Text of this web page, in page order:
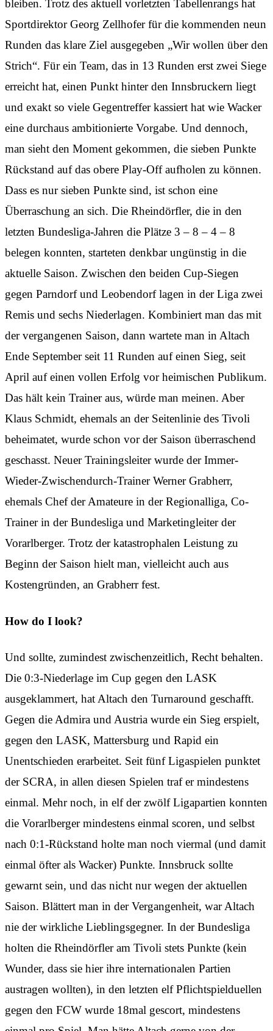
bleiben. Trotz des aktuell vorletzten Tabellenrangs hat
Sportdirektor Georg Zellhofer für die kommenden neun
Runden das klare Ziel ausgegeben „Wir wollen über den
Strich“. Für ein Team, das in 13 Runden erst zwei Siege
erreicht hat, einen Punkt hinter den Innsbruckern liegt
und exakt so viele Gegentreffer kassiert hat wie Wacker
eine durchaus ambitionierte Vorgabe. Und dennoch,
man sieht den Moment gekommen, die sieben Punkte
Rückstand auf das obere Play-Off aufholen zu können.
Dass es nur sieben Punkte sind, ist schon eine
Überraschung an sich. Die Rheindörfler, die in den
letzten Bundesliga-Jahren die Plätze 3 – 8 – 4 – 8
belegen konnten, starteten denkbar ungünstig in die
aktuelle Saison. Zwischen den beiden Cup-Siegen
gegen Parndorf und Leobendorf lagen in der Liga zwei
Remis und sechs Niederlagen. Kombiniert man das mit
der vergangenen Saison, dann wartete man in Altach
Ende September seit 11 Runden auf einen Sieg, seit
April auf einen vollen Erfolg vor heimischen Publikum.
Das hält kein Trainer aus, würde man meinen. Aber
Klaus Schmidt, ehemals an der Seitenlinie des Tivoli
beheimatet, wurde schon vor der Saison überraschend
geschasst. Neuer Trainingsleiter wurde der Immer-
Wieder-Zwischendurch-Trainer Werner Grabherr,
ehemals Chef der Amateure in der Regionalliga, Co-
Trainer in der Bundesliga und Marketingleiter der
Vorarlberger. Trotz der katastrophalen Leistung zu
Beginn der Saison hielt man, vielleicht auch aus
Kostengründen, an Grabherr fest.
How do I look?
Und sollte, zumindest zwischenzeitlich, Recht behalten.
Die 0:3-Niederlage im Cup gegen den LASK
ausgeklammert, hat Altach den Turnaround geschafft.
Gegen die Admira und Austria wurde ein Sieg erspielt,
gegen den LASK, Mattersburg und Rapid ein
Unentschieden erarbeitet. Seit fünf Ligaspielen punktet
der SCRA, in allen diesen Spielen traf er mindestens
einmal. Mehr noch, in elf der zwölf Ligapartien konnten
die Vorarlberger mindestens einmal scoren, und selbst
nach 0:1-Rückstand holte man noch viermal (und damit
einmal öfter als Wacker) Punkte. Innsbruck sollte
gewarnt sein, und das nicht nur wegen der aktuellen
Saison. Blättert man in der Vergangenheit, war Altach
nie der wirkliche Lieblingsgegner. In der Bundesliga
holten die Rheindörfler am Tivoli stets Punkte (kein
Wunder, dass sie hier ihre internationalen Partien
austragen wollten), in den letzten elf Pflichtspielduellen
gegen den FCW wurde 18mal gescort, mindestens